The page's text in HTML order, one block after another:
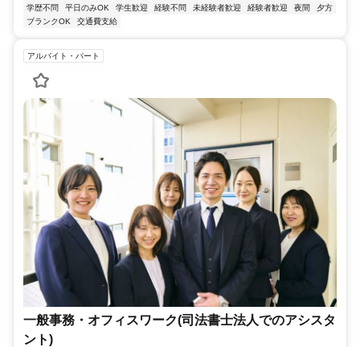
学歴不問
平日のみOK 学生歓迎 経験不問 未経験者歓迎 経験者歓迎 夜間
夕方
ブランクOK
交通費支給
アルバイト・パート
一般事務・オフィスワーク(司法書士法人でのアシスタ
ント)